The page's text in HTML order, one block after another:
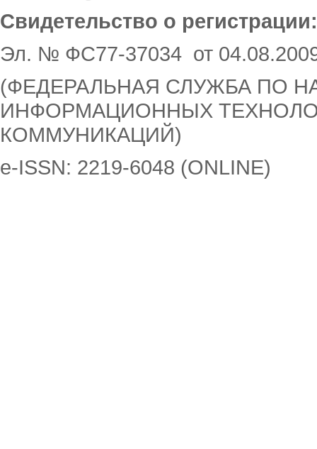
Свидетельство о регистрации:
Эл. № ФС77-37034 от
(ФЕДЕРАЛЬНАЯ СЛУЖБА ПО
ИНФОРМАЦИОННЫХ
КОММУНИКАЦИЙ)
e-ISSN: 2219-6048 (ONLINE)